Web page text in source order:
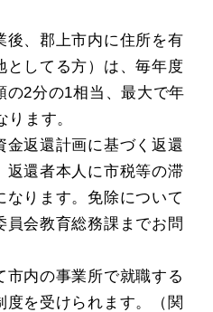
後、郡上市内に住所を有
としてる方）は、毎年度
の2分の1相当、最大で年
ます。
返還計画に基づく返還
返還者本人に市税等の滞
なります。免除について
員会教育総務課までお問
市内の事業所で就職する
度を受けられます。（関